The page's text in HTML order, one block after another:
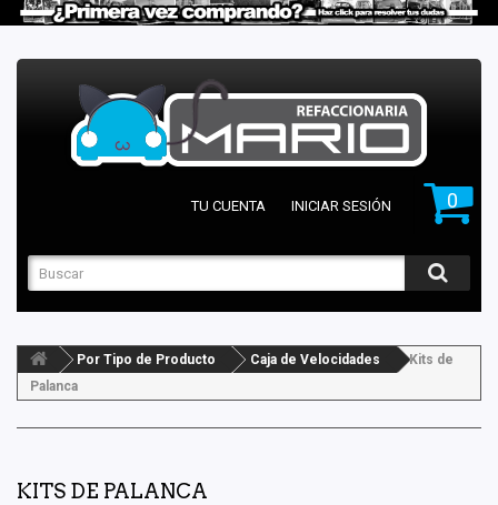
0
TU CUENTA INICIAR SESIÓN
Por Tipo de Producto Caja de Velocidades
Kits de
Palanca
KITS DE PALANCA